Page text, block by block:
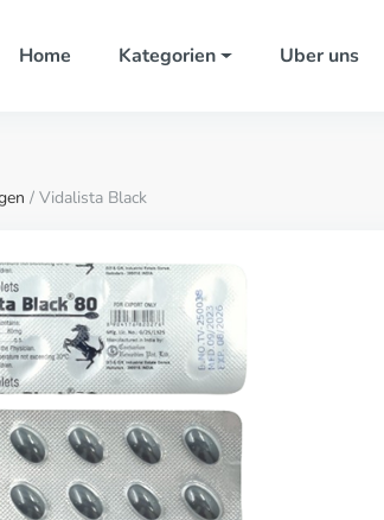
Home Kategorien Uber uns
/ Vidalista Black